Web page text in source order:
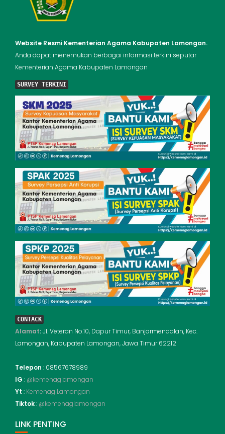
Website Resmi Kementerian Agama Kabupaten Lamongan.
Anda dapat menemukan berbagai informasi terkini seputar
Kementerian Agama Kabupaten Lamongan
SURVEY TERKINI
CONTACK
Alamat:Jl. Veteran No.10, Dapur Timur, Banjarmendalan, Kec.
Lamongan, Kabupaten Lamongan, Jawa Timur 62212
Telepon : 08567678989
IG : @kemenaglamongan
Yt : Kemenag Lamongan
Tiktok: @kemenaglamongan
LINK PENTING